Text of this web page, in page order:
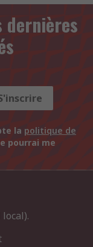
dernières
la politique de
pourrai me